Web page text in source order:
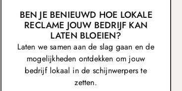
BEN JE BENIEUWD HOE LOKALE
RECLAME JOUW BEDRIJF KAN
LATEN BLOEIEN?
Laten we samen aan de slag gaan en de
mogelijkheden ontdekken om jouw
bedrijf lokaal in de schijnwerpers te
zetten.